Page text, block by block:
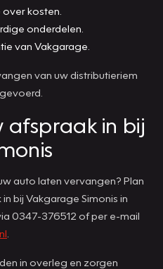
kosten.
onderdelen.
van Vakgarage.
van uw distributieriem
afspraak in bij
auto laten vervangen? Plan
bij Vakgarage Simonis in
0347-376512 of per e-mail
in overleg en zorgen